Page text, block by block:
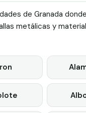
de Granada
metálicas y